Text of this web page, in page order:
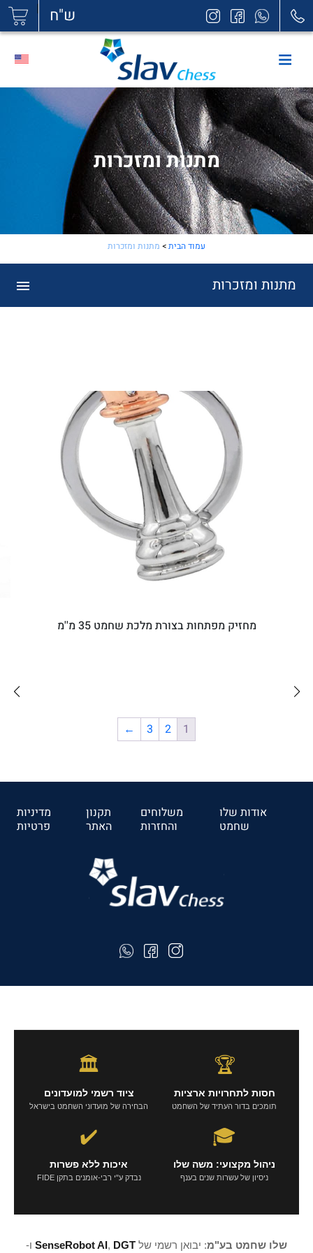
| ש"ח
מתנות ומזכרות
עמוד הבית> מתנות ומזכרות
מתנות ומזכרות
מחזיק מפתחות בצורת מלכת שחמט 35 מ''מ
₪35
לרכישה
1
2
3
←
אודות שלו
שחמט
משלוחים
והחזרות
תקנון
האתר
מדיניות
פרטיות
🏆
חסות לתחרויות ארציות
תומכים בדור העתיד של השחמט
🏛️
ציוד רשמי למועדונים
הבחירה של מועדוני השחמט בישראל
🎓
ניהול מקצועי: משה שלו
ניסיון של עשרות שנים בענף
✔️
איכות ללא פשרות
נבדק ע"י רבי-אומנים בתקן FIDE
שלו שחמט בע"מ: יבואן רשמי של SenseRobot AI, DGT ו-